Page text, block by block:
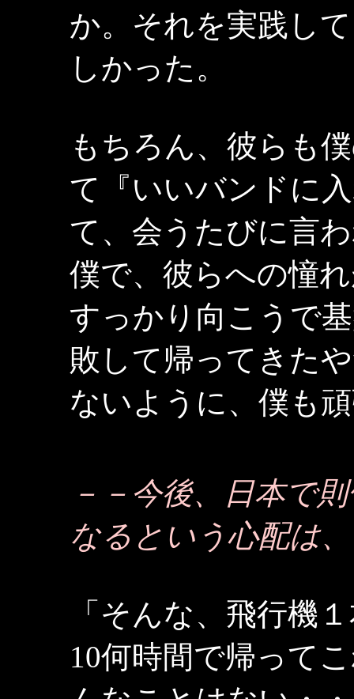
か。それを実践し
しかった。
もちろん、彼らも
て『いいバンドに
て、会うたびに言
僕で、彼らへの憧
すっかり向こうで
敗して帰ってきた
ないように、僕も
－－今後、日本で
なるという心配は
「そんな、飛行機
10何時間で帰って